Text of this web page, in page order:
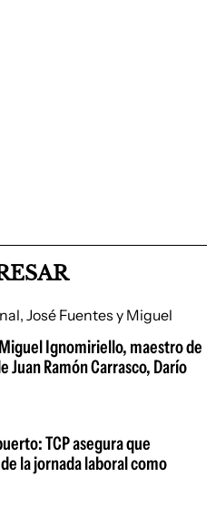
Ignomiriello, maestro de
Ramón Carrasco, Darío
TCP asegura que
la jornada laboral como